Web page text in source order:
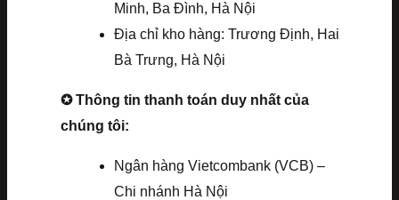
Minh, Ba Đình, Hà Nội
Địa chỉ kho hàng: Trương Định, Hai
Bà Trưng, Hà Nội
✪ Thông tin thanh toán duy nhất của
chúng tôi:
Ngân hàng Vietcombank (VCB) –
Chi nhánh Hà Nội